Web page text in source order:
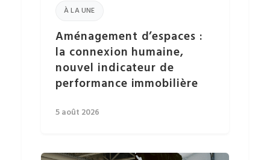
À LA UNE
Aménagement d’espaces :
la connexion humaine,
nouvel indicateur de
performance immobilière
5 août 2026